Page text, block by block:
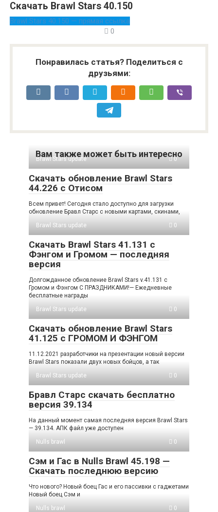
Скачать Brawl Stars 40.150
Brawl Stars 40.150 — прямая ссылка
0
Понравилась статья? Поделиться с
друзьями:
Вам также может быть интересно
Brawl Stars update 0
Cкачать обновление Brawl Stars
44.226 с Отисом
Всем привет! Сегодня стало доступно для загрузки
обновление Бравл Старс с новыми картами, скинами,
Brawl Stars update
0
Скачать Brawl Stars 41.131 с
Фэнгом и Громом — последняя
версия
Долгожданное обновление Brawl Stars v.41.131 с
Громом и Фэнгом С ПРАЗДНИКАМИ!— Ежедневные
бесплатные награды
Brawl Stars update
0
Скачать обновление Brawl Stars
41.125 с ГРОМОМ И ФЭНГОМ
11.12.2021 разработчики на презентации новый версии
Brawl Stars показали двух новых бойцов, а так
Brawl Stars update
0
Бравл Старс скачать бесплатно
версия 39.134
На данный момент самая последняя версия Brawl Stars
— 39.134. АПК файл уже доступен
Nulls brawl
0
Сэм и Гас в Nulls Brawl 45.198 —
Скачать последнюю версию
Что нового? Новый боец Гас и его пассивки с гаджетами
Новый боец Сэм и
Nulls brawl
0